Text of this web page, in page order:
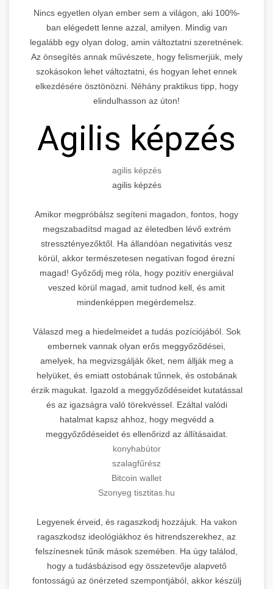
Nincs egyetlen olyan ember sem a világon, aki 100%-
ban elégedett lenne azzal, amilyen. Mindig van
legalább egy olyan dolog, amin változtatni szeretnének.
Az önsegítés annak művészete, hogy felismerjük, mely
szokásokon lehet változtatni, és hogyan lehet ennek
elkezdésére ösztönözni. Néhány praktikus tipp, hogy
elindulhasson az úton!
Agilis képzés
agilis képzés
agilis képzés
Amikor megpróbálsz segíteni magadon, fontos, hogy
megszabadítsd magad az életedben lévő extrém
stressztényezőktől. Ha állandóan negativitás vesz
körül, akkor természetesen negatívan fogod érezni
magad! Győződj meg róla, hogy pozitív energiával
veszed körül magad, amit tudnod kell, és amit
mindenképpen megérdemelsz.
Válaszd meg a hiedelmeidet a tudás pozíciójából. Sok
embernek vannak olyan erős meggyőződései,
amelyek, ha megvizsgálják őket, nem állják meg a
helyüket, és emiatt ostobának tűnnek, és ostobának
érzik magukat. Igazold a meggyőződéseidet kutatással
és az igazságra való törekvéssel. Ezáltal valódi
hatalmat kapsz ahhoz, hogy megvédd a
meggyőződéseidet és ellenőrizd az állításaidat.
konyhabútor
szalagfűrész
Bitcoin wallet
Szonyeg tisztitas.hu
Legyenek érveid, és ragaszkodj hozzájuk. Ha vakon
ragaszkodsz ideológiákhoz és hitrendszerekhez, az
felszínesnek tűnik mások szemében. Ha úgy találod,
hogy a tudásbázisod egy összetevője alapvető
fontosságú az önérzeted szempontjából, akkor készülj